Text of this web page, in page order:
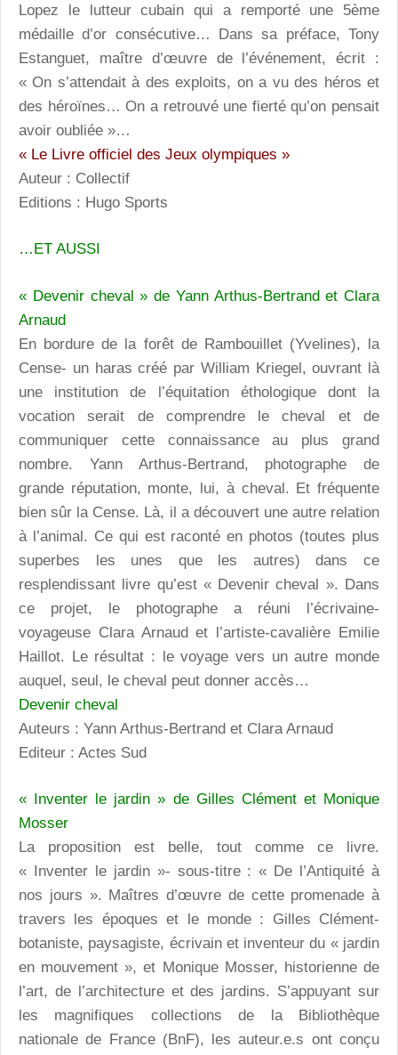
Lopez le lutteur cubain qui a remporté une 5ème
médaille d’or consécutive… Dans sa préface, Tony
Estanguet, maître d’œuvre de l’événement, écrit :
« On s’attendait à des exploits, on a vu des héros et
des héroïnes… On a retrouvé une fierté qu’on pensait
avoir oubliée »…
« Le Livre officiel des Jeux olympiques »
Auteur : Collectif
Editions : Hugo Sports
…ET AUSSI
« Devenir cheval » de Yann Arthus-Bertrand et Clara
Arnaud
En bordure de la forêt de Rambouillet (Yvelines), la
Cense- un haras créé par William Kriegel, ouvrant là
une institution de l’équitation éthologique dont la
vocation serait de comprendre le cheval et de
communiquer cette connaissance au plus grand
nombre. Yann Arthus-Bertrand, photographe de
grande réputation, monte, lui, à cheval. Et fréquente
bien sûr la Cense. Là, il a découvert une autre relation
à l’animal. Ce qui est raconté en photos (toutes plus
superbes les unes que les autres) dans ce
resplendissant livre qu’est « Devenir cheval ». Dans
ce projet, le photographe a réuni l’écrivaine-
voyageuse Clara Arnaud et l’artiste-cavalière Emilie
Haillot. Le résultat : le voyage vers un autre monde
auquel, seul, le cheval peut donner accès…
Devenir cheval
Auteurs : Yann Arthus-Bertrand et Clara Arnaud
Editeur : Actes Sud
« Inventer le jardin » de Gilles Clément et Monique
Mosser
La proposition est belle, tout comme ce livre.
« Inventer le jardin »- sous-titre : « De l’Antiquité à
nos jours ». Maîtres d’œuvre de cette promenade à
travers les époques et le monde : Gilles Clément-
botaniste, paysagiste, écrivain et inventeur du « jardin
en mouvement », et Monique Mosser, historienne de
l’art, de l’architecture et des jardins. S’appuyant sur
les magnifiques collections de la Bibliothèque
nationale de France (BnF), les auteur.e.s ont conçu